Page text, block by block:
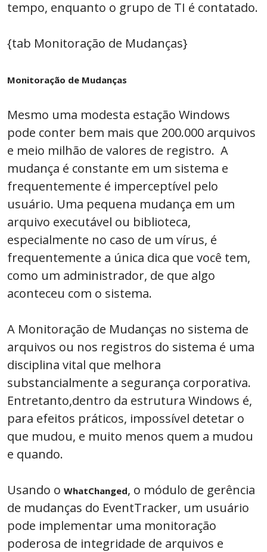
tempo, enquanto o grupo de TI é contatado.
{tab Monitoração de Mudanças}
Monitoração de Mudanças
Mesmo uma modesta estação Windows
pode conter bem mais que 200.000 arquivos
e meio milhão de valores de registro. A
mudança é constante em um sistema e
frequentemente é imperceptível pelo
usuário. Uma pequena mudança em um
arquivo executável ou biblioteca,
especialmente no caso de um vírus, é
frequentemente a única dica que você tem,
como um administrador, de que algo
aconteceu com o sistema.
A Monitoração de Mudanças no sistema de
arquivos ou nos registros do sistema é uma
disciplina vital que melhora
substancialmente a segurança corporativa.
Entretanto,dentro da estrutura Windows é,
para efeitos práticos, impossível detetar o
que mudou, e muito menos quem a mudou
e quando.
Usando o WhatChanged, o módulo de gerência
de mudanças do EventTracker, um usuário
pode implementar uma monitoração
poderosa de integridade de arquivos e